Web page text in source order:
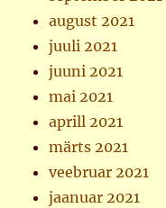
august 2021
juuli 2021
juuni 2021
mai 2021
aprill 2021
märts 2021
veebruar 2021
jaanuar 2021